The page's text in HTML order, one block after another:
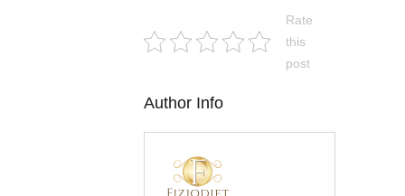
Rate
this
post
Author Info